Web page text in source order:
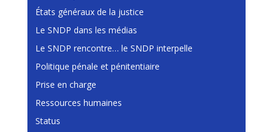
États généraux de la justice
Le SNDP dans les médias
Le SNDP rencontre… le SNDP interpelle
Politique pénale et pénitentiaire
Prise en charge
Ressources humaines
Status